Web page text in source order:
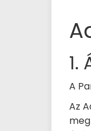
1.
A
Az